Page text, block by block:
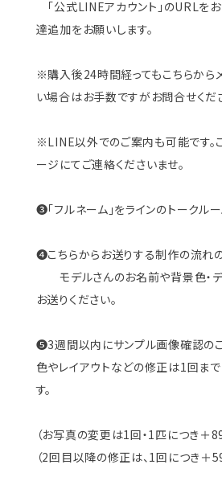
「公式LINEアカウント」のURLをお
達追加をお願いします。
※購入後24時間経ってもこちらから
い場合はお手数ですがお問合せくだ
※LINE以外でのご案内も可能です。
ージにてご連絡くださいませ。
❸「フルネーム」をラインのトークル
❹こちらからお送りする制作の流れ
モデルさんのお名前や背景色・
お送りください。
❺3週間以内にサンプル画像確認のご
色やレイアウトなどの修正は1回ま
す。
（お写真の変更は1回・1匹につき＋
（2回目以降の修正は、1回につき＋